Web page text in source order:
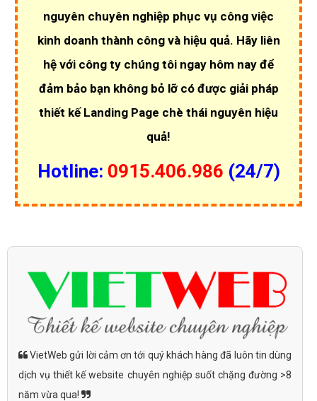
nguyên chuyên nghiệp phục vụ công việc
kinh doanh thành công và hiệu quả. Hãy liên
hệ với công ty chúng tôi ngay hôm nay để
đảm bảo bạn không bỏ lỡ có được giải pháp
thiết kế Landing Page chè thái nguyên hiệu
quả!
Hotline: 0915.406.986 (24/7)
VietWeb gửi lời cảm ơn tới quý khách hàng đã luôn tin dùng
dịch vụ thiết kế website chuyên nghiệp suốt chặng đường >8
năm vừa qua!